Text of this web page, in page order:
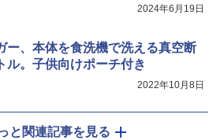
2024年6月19日
ー、本体を食洗機で洗える真空断
ル。子供向けポーチ付き
2022年10月8日
と関連記事を見る